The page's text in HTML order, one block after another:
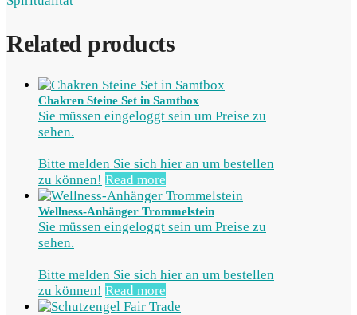
Related products
Chakren Steine Set in Samtbox
Sie müssen eingeloggt sein um Preise zu
sehen.
Bitte melden Sie sich hier an um bestellen
zu können! Read more
Wellness-Anhänger Trommelstein
Sie müssen eingeloggt sein um Preise zu
sehen.
Bitte melden Sie sich hier an um bestellen
zu können! Read more